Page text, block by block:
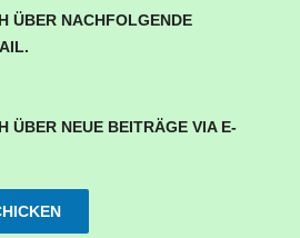
ÜBER NACHFOLGENDE
ÜBER NEUE BEITRÄGE VIA E-